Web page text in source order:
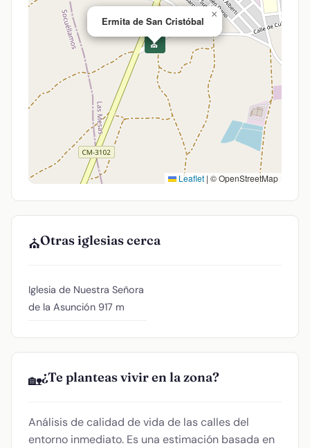
⛪
Ermita de San Cristóbal
×
Leaflet | © OpenStreetMap
⛪Otras iglesias cerca
Iglesia de Nuestra Señora
de la Asunción 917 m
🏡¿Te planteas vivir en la zona?
Análisis de calidad de vida de las calles del
entorno inmediato. Es una estimación basada en